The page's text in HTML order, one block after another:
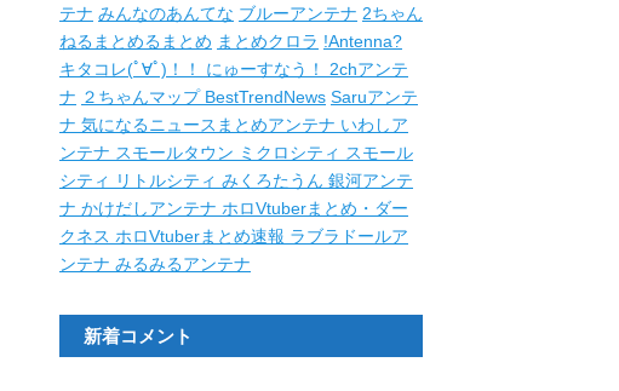
テナ みんなのあんてな ブルーアンテナ 2ちゃん
ねるまとめるまとめ まとめクロラ !Antenna?
キタコレ(ﾟ∀ﾟ)！！ にゅーすなう！ 2chアンテ
ナ ２ちゃんマップ BestTrendNews Saruアンテ
ナ 気になるニュースまとめアンテナ いわしア
ンテナ スモールタウン ミクロシティ スモール
シティ
リトルシティ みくろたうん 銀河アンテ
ナ かけだしアンテナ ホロVtuberまとめ・ダー
クネス ホロVtuberまとめ速報 ラブラドールア
ンテナ みるみるアンテナ
新着コメント